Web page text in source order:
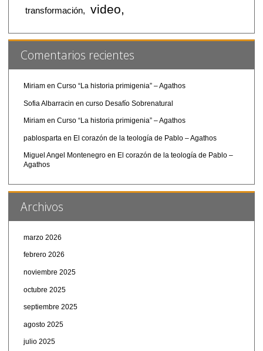
transformación
video
Comentarios recientes
Miriamen Curso “La historia primigenia” – Agathos
Sofia Albarracin en curso Desafío Sobrenatural
Miriamen Curso “La historia primigenia” – Agathos
pablosparta en El corazón de la teología de Pablo – Agathos
Miguel Angel Montenegroen El corazón de la teología de Pablo –
Agathos
Archivos
marzo 2026
febrero 2026
noviembre 2025
octubre 2025
septiembre 2025
agosto 2025
julio 2025